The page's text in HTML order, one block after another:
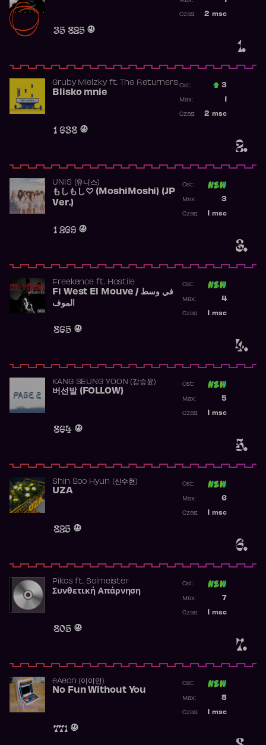
1.
35 825
2 msc
Czas:
2.
Gruby Mielzkyft. The Returners
Blisko mnie
1 638
Ost.: 3
Max:
2 msc
Czas:
3.
UNIS (유니스)
もしもし♡ (MoshiMoshi) (JP
Ver.)
1 269
Ost:
3
Max:
msc
Czas:
4.
Freekence ft. Hostile
Fi West El Mouve / في وسط
الموف
865
Ost:
4
Max:
msc
Czas:
5.
KANG SEUNG YOON (강승윤)
버선발 (FOLLOW)
864
Ost:
5
Max:
msc
Czas:
6.
Shin Soo Hyun (신수현)
UZA
825
Ost:
6
Max:
msc
Czas:
7.
Pikosft. Solmeister
Συνθετική Απάρνηση
805
Ost:
7
Max:
msc
Czas:
​eAeon (이이언)
No Fun Without You
771
Ost:
8
Max:
msc
Czas: